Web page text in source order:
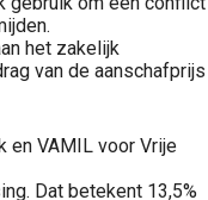
het zakelijk
van de aanschafprijs
en VAMIL voor Vrije
Dat betekent 13,5%